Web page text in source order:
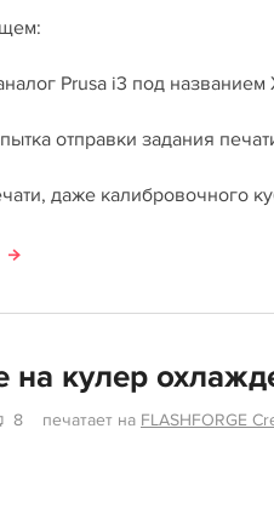
Prusa i3 под
отправки задания
даже калибровочного
кулер
8 печатает на FLASHFORGE